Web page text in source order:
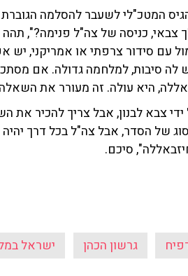
המטכ"לי לשעבר להסלמה
כניסה של צה"ל פנימה?", תהה
עם סידור צרפתי או אמריקני,
לה סיבות, למלחמה גדולה. אם
היא עולה. זה מעורר את
יפוקחו על ידי צבא לבנון, אבל צריך
של הסדר, אבל צה"ל בכל דרך יהיה
סיכם.
גרשון הכהן ישראל